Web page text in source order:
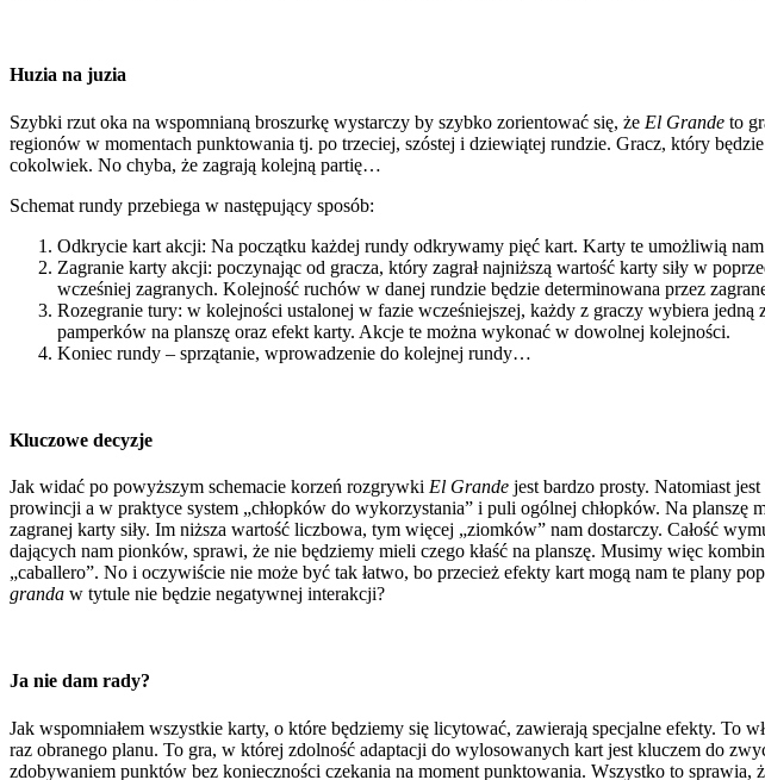
Huzia na juzia
Szybki rzut oka na wspomnianą broszurkę wystarczy by szybko zorientować się, że El Grande to
regionów w momentach punktowania tj. po trzeciej, szóstej i dziewiątej rundzie. Gracz, który
cokolwiek. No chyba, że zagrają kolejną partię…
Schemat rundy przebiega w następujący sposób:
Odkrycie kart akcji: Na początku każdej rundy odkrywamy pięć kart. Karty te umożliwią
Zagranie karty akcji: poczynając od gracza, który zagrał najniższą wartość karty siły w
wcześniej zagranych. Kolejność ruchów w danej rundzie będzie determinowana przez
Rozegranie tury: w kolejności ustalonej w fazie wcześniejszej, każdy z graczy wybiera
pamperków na planszę oraz efekt karty. Akcje te można wykonać w dowolnej kolejności.
Koniec rundy – sprzątanie, wprowadzenie do kolejnej rundy…
Kluczowe decyzje
Jak widać po powyższym schemacie korzeń rozgrywki El Grande jest bardzo prosty. Natomiast
prowincji a w praktyce system „chłopków do wykorzystania” i puli ogólnej chłopków. Na
zagranej karty siły. Im niższa wartość liczbowa, tym więcej „ziomków” nam dostarczy. Całość
dających nam pionków, sprawi, że nie będziemy mieli czego kłaść na planszę. Musimy więc
„caballero”. No i oczywiście nie może być tak łatwo, bo przecież efekty kart mogą nam te plany
granda w tytule nie będzie negatywnej interakcji?
Ja nie dam rady?
Jak wspomniałem wszystkie karty, o które będziemy się licytować, zawierają specjalne efekty. To
raz obranego planu. To gra, w której zdolność adaptacji do wylosowanych kart jest kluczem do
zdobywaniem punktów bez konieczności czekania na moment punktowania. Wszystko to